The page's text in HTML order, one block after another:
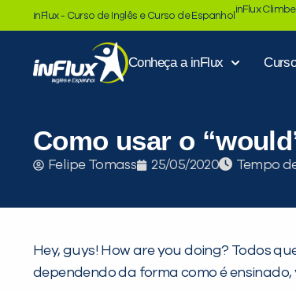
inFlux - Curso de Inglês e Curso de Espanhol
inFlux
Conheça a inFlux
Como usar o
Felipe Tomass 25/05/2020 Tempo
Hey, guys! How are you doing? Todos
dependendo da forma como é ensinado,